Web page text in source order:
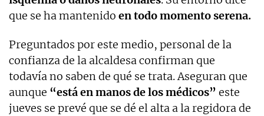
que se ha mantenido en todo momento serena.
Preguntados por este medio, personal de la
confianza de la alcaldesa confirman que
todavía no saben de qué se trata. Aseguran que
aunque “está en manos de los médicos” este
jueves se prevé que se dé el alta a la regidora de